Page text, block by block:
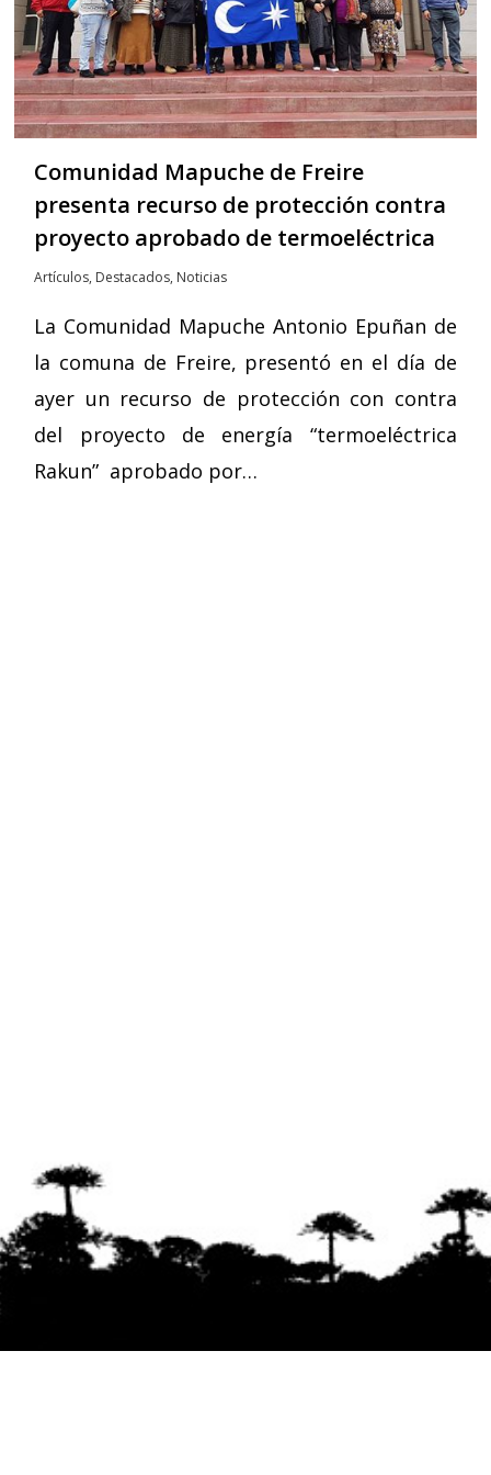
Comunidad Mapuche de Freire
presenta recurso de protección contra
proyecto aprobado de termoeléctrica
Artículos, Destacados, Noticias
La Comunidad Mapuche Antonio Epuñan de
la comuna de Freire, presentó en el día de
ayer un recurso de protección con contra
del proyecto de energía “termoeléctrica
Rakun” aprobado por…